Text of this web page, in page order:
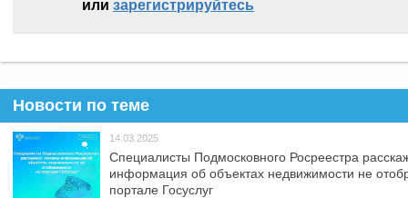
или зарегистрируйтесь
Новости по теме
14.03.2025
Специалисты Подмосковного Росреестра
информация об объектах недвижимости не
портале Госуслуг